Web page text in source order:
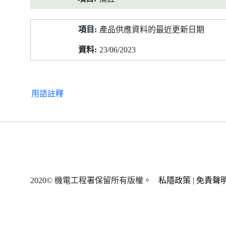
產品供應資料的最近更新日期
23/06/2023
用語註釋
2020© 機電工程署保留所有版權。 私隱政策 | 免責聲